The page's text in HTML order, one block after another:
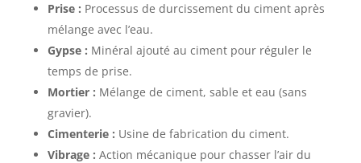
Prise : Processus de durcissement du ciment après
mélange avec l’eau.
Gypse : Minéral ajouté au ciment pour réguler le
temps de prise.
Mortier : Mélange de ciment, sable et eau (sans
gravier).
Cimenterie : Usine de fabrication du ciment.
Vibrage : Action mécanique pour chasser l’air du